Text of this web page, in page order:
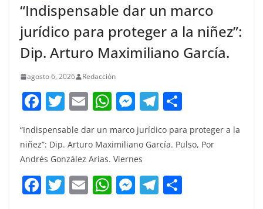
“Indispensable dar un marco
jurídico para proteger a la niñez”:
Dip. Arturo Maximiliano García.
agosto 6, 2026 Redacción
F
c
e
b
o
T
w
itt
er
E
ai
l
W
at
s
A
p
M
e
ss
e
n
g
T
e
a
m
m
“Indispensable dar un marco jurídico para proteger a la
niñez”: Dip. Arturo Maximiliano García. Pulso, Por
Andrés González Arias. Viernes
F T E W M T